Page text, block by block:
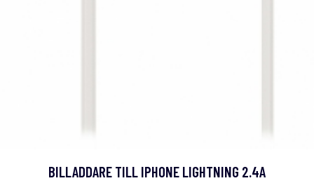
BILLADDARE TILL IPHONE LIGHTNING 2.4A